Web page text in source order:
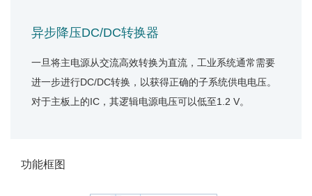
异步降压DC/DC转换器
一旦将主电源从交流高效转换为直流，工业系统通常需要
进一步进行DC/DC转换，以获得正确的子系统供电电压。
对于主板上的IC，其逻辑电源电压可以低至1.2 V。
功能框图